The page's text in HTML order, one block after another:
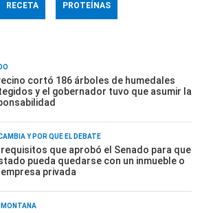
RECETA PROTEÍNAS
cortó 186 árboles de humedales
y el gobernador tuvo que asumir la
Y POR QUÉ EL DEBATE
requisitos que aprobó el Senado para que
pueda quedarse con un inmueble o
empresa privada
MONTAÑA